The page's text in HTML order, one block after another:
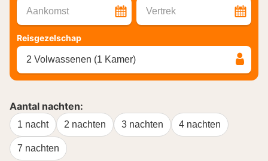
Aankomst Vertrek
Reisgezelschap
2 Volwassenen (1 Kamer)
Aantal nachten:
1 nacht 2 nachten 3 nachten 4 nachten
7 nachten